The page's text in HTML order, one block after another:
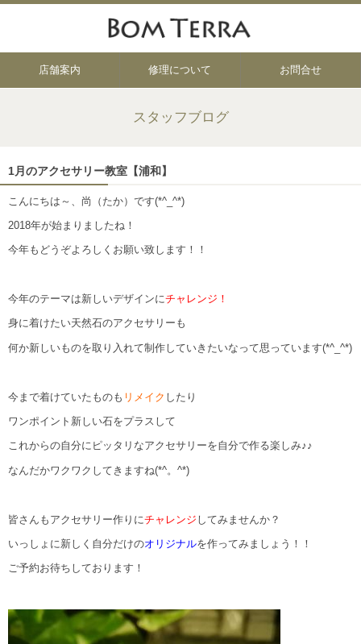
店舗案内 修理について お問合せ
スタッフブログ
1月のアクセサリー教室【浦和】
こんにちは～、尚（たか）です(*^_^*)
2018年が始まりましたね！
今年もどうぞよろしくお願い致します！！
今年のテーマは新しいデザインにチャレンジ！
身に着けたい天然石のアクセサリーも
何か新しいものを取り入れて制作していきたいなって思っています(*^_^*)
今まで着けていたものも リメイク したり
ワンポイント新しい石をプラスして
これからの自分にピッタリなアクセサリーを自分で作る楽しみ♪♪
なんだかワクワクしてきますね(*^。^*)
皆さんもアクセサリー作りにチャレンジ してみませんか？
いっしょに新しく自分だけのオリジナルを作ってみましょう！！
ご予約お待ちしております！